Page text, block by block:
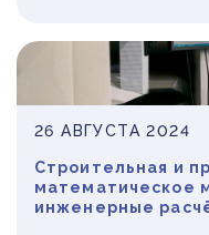
26 АВГУСТА 2024
Строительная и
математическое
инженерные